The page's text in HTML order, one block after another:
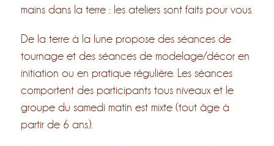
mains dans la terre : les ateliers sont faits pour vous.
De la terre à la lune propose des séances de
tournage et des séances de modelage/décor en
initiation ou en pratique régulière. Les séances
comportent des participants tous niveaux et le
groupe du samedi matin est mixte (tout âge à
partir de 6 ans).